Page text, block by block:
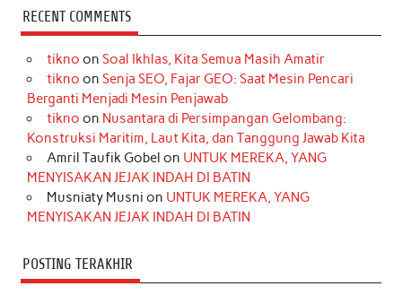
c
e
b
o
k
s
t
a
r
a
m
k
T
o
k
t
e
r
e
s
t
k
e
d
I
n
t
t
r
T
u
e
RECENT COMMENTS
tikno on Soal Ikhlas, Kita Semua Masih Amatir
tikno on Senja SEO, Fajar GEO: Saat Mesin Pencari
Berganti Menjadi Mesin Penjawab
tikno on Nusantara di Persimpangan Gelombang:
Konstruksi Maritim, Laut Kita, dan Tanggung Jawab Kita
Amril Taufik Gobel on UNTUK MEREKA, YANG
MENYISAKAN JEJAK INDAH DI BATIN
Musniaty Musni on UNTUK MEREKA, YANG
MENYISAKAN JEJAK INDAH DI BATIN
POSTING TERAKHIR